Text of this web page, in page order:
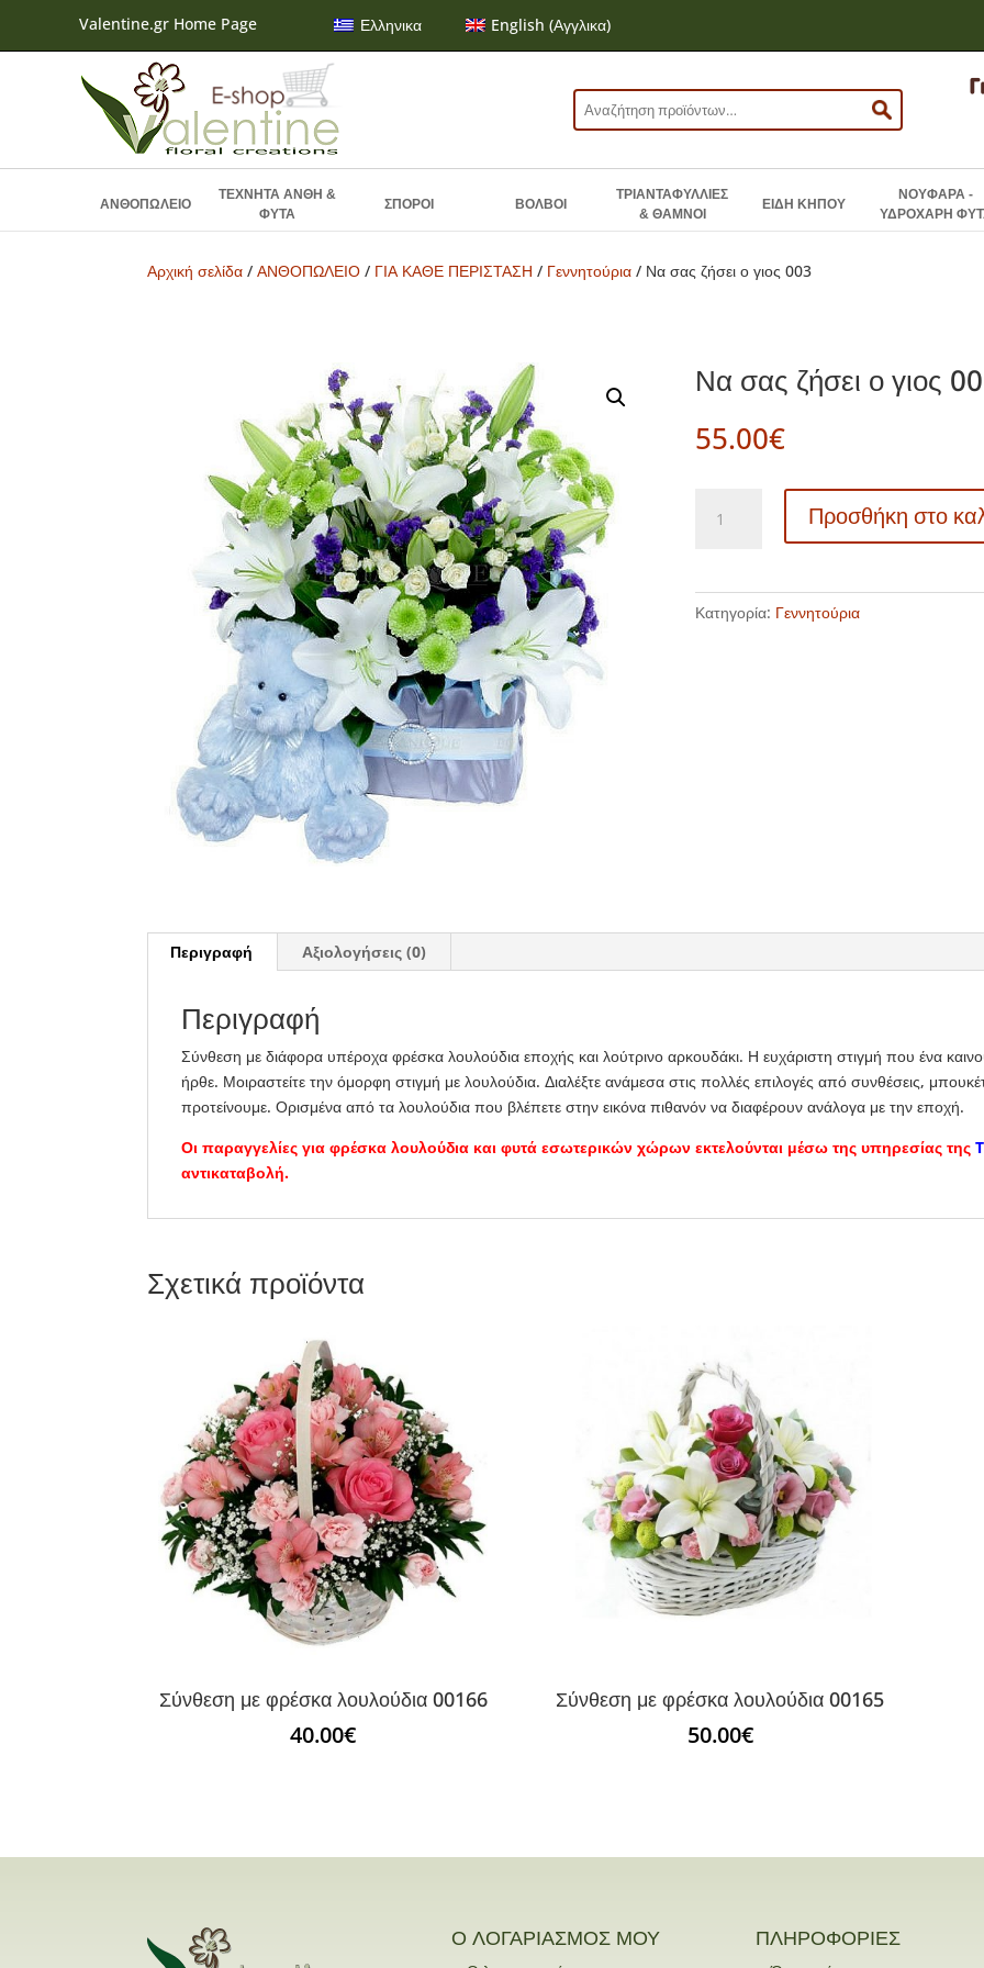
Valentine.gr Home Page Ελληνικα English (Αγγλικα)
Αναζήτηση
για:
ΑΝΘΟΠΩΛΕΙΟ
ΤΕΧΝΗΤΑ ΑΝΘΗ &
ΦΥΤΑ
ΣΠΟΡΟΙ ΒΟΛΒΟΙ
ΤΡΙΑΝΤΑΦΥΛΛΙΕΣ
& ΘΑΜΝΟΙ
ΕΙΔΗ ΚΗΠΟΥ
ΝΟΥΦΑΡΑ -
ΥΔΡΟΧΑΡΗ
Αρχική σελίδα /ΑΝΘΟΠΩΛΕΙΟ / ΓΙΑ ΚΑΘΕ ΠΕΡΙΣΤΑΣΗ / Γεννητούρια / Να σας ζήσει ο γιος 003
Να σας ζήσει ο γιος
55.00€
σας
Προσθήκη στο
Κατηγορία: Γεννητούρια
Περιγραφή Αξιολογήσεις (0)
Περιγραφή
Σύνθεση με διάφορα υπέροχα φρέσκα λουλούδια εποχής και λούτρινο αρκουδάκι. Η ευχάριστη στιγμή που ένα
ήρθε. Μοιραστείτε την όμορφη στιγμή με λουλούδια. Διαλέξτε ανάμεσα στις πολλές επιλογές από συνθέσεις,
προτείνουμε. Ορισμένα από τα λουλούδια που βλέπετε στην εικόνα πιθανόν να διαφέρουν ανάλογα με την εποχή.
Οι παραγγελίες για φρέσκα λουλούδια και φυτά εσωτερικών χώρων εκτελούνται μέσω της υπηρεσίας της
αντικαταβολή.
Σχετικά προϊόντα
Σύνθεση με φρέσκα λουλούδια 00166
40.00€
Σύνθεση με φρέσκα λουλούδια 00165
50.00€
Ο ΛΟΓΑΡΙΑΣΜΟΣ ΜΟΥ ΠΛΗΡΟΦΟΡΙΕΣ